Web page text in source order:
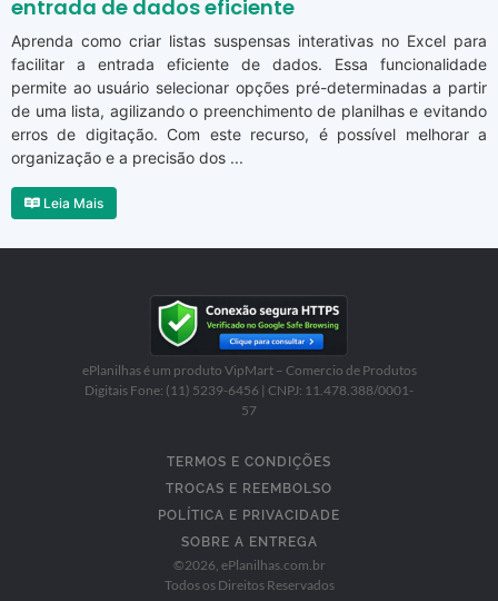
entrada de dados eficiente
Aprenda como criar listas suspensas interativas no Excel para
facilitar a entrada eficiente de dados. Essa funcionalidade
permite ao usuário selecionar opções pré-determinadas a partir
de uma lista, agilizando o preenchimento de planilhas e evitando
erros de digitação. Com este recurso, é possível melhorar a
organização e a precisão dos ...
Leia Mais
ePlanilhas é um produto VipMart – Comercio de Produtos
Digitais Fone: (11) 5239-6456 | CNPJ: 11.478.388/0001-
57
TERMOS E CONDIÇÕES
TROCAS E REEMBOLSO
POLÍTICA E PRIVACIDADE
SOBRE A ENTREGA
©2026 , ePlanilhas.com.br
Todos os Direitos Reservados